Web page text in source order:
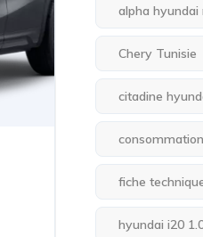
alpha
Chery Tunisie
citadine
fiche
hyundai i20